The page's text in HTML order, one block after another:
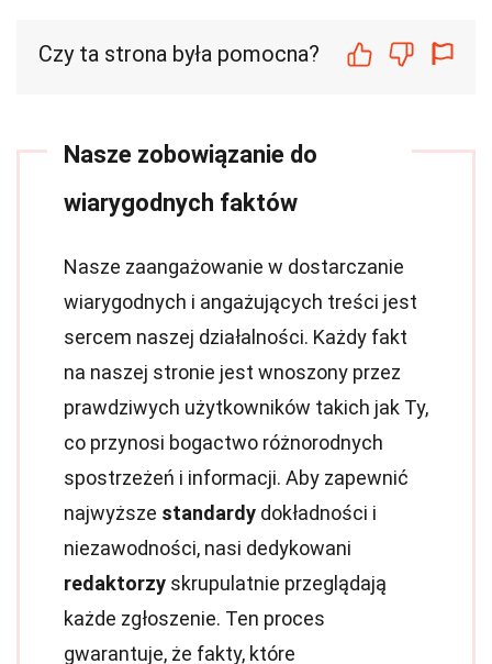
Czy ta strona była pomocna?
Nasze zobowiązanie do
wiarygodnych faktów
Nasze zaangażowanie w dostarczanie
wiarygodnych i angażujących treści jest
sercem naszej działalności. Każdy fakt
na naszej stronie jest wnoszony przez
prawdziwych użytkowników takich jak Ty,
co przynosi bogactwo różnorodnych
spostrzeżeń i informacji. Aby zapewnić
najwyższe standardy dokładności i
niezawodności, nasi dedykowani
redaktorzy skrupulatnie przeglądają
każde zgłoszenie. Ten proces
gwarantuje, że fakty, które